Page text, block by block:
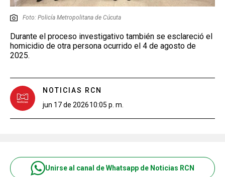
Foto: Policía Metropolitana de Cúcuta
Durante el proceso investigativo también se esclareció el
homicidio de otra persona ocurrido el 4 de agosto de
2025.
NOTICIAS RCN
jun 17 de 202610:05 p. m.
Unirse al canal de Whatsapp de Noticias RCN